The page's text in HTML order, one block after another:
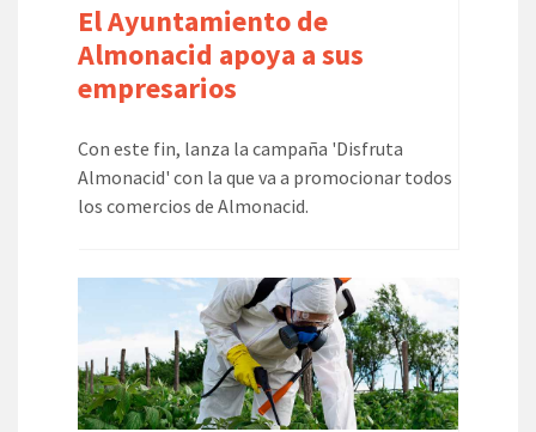
El Ayuntamiento de
Almonacid apoya a sus
empresarios
Con este fin, lanza la campaña 'Disfruta
Almonacid' con la que va a promocionar todos
los comercios de Almonacid.